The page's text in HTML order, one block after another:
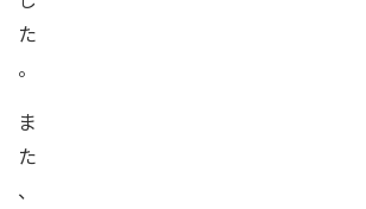
た
。
ま
た
、